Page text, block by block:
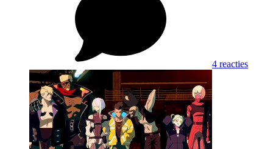
4 reacties